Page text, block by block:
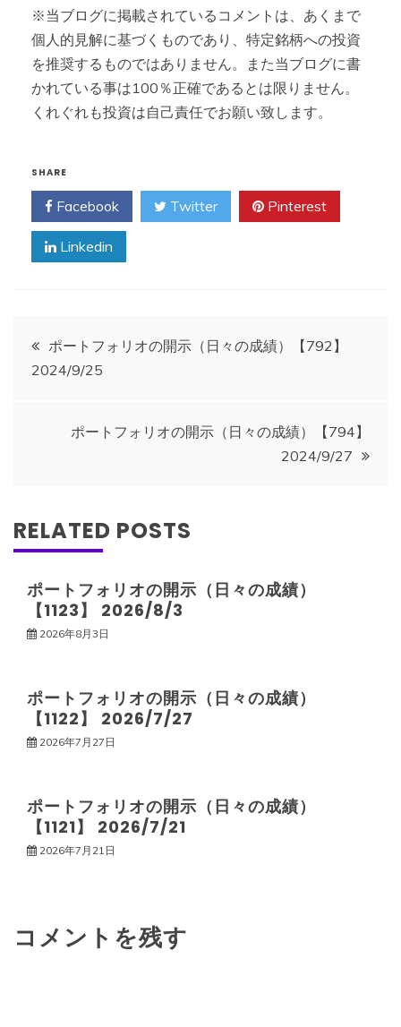
※当ブログに掲載されているコメントは、あくまで
個人的見解に基づくものであり、特定銘柄への投資
を推奨するものではありません。また当ブログに書
かれている事は100％正確であるとは限りません。
くれぐれも投資は自己責任でお願い致します。
SHARE
Facebook Twitter Pinterest
Linkedin
投
稿
ゲ
ー
シ
ン
ポートフォリオの開示（日々の成績）【792】
2024/9/25
ポートフォリオの開示（日々の成績）【794】
2024/9/27
RELATED POSTS
ポートフォリオの開示（日々の成績）
【1123】 2026/8/3
2026年8月3日
ポートフォリオの開示（日々の成績）
【1122】 2026/7/27
2026年7月27日
ポートフォリオの開示（日々の成績）
【1121】 2026/7/21
2026年7月21日
コメントを残す